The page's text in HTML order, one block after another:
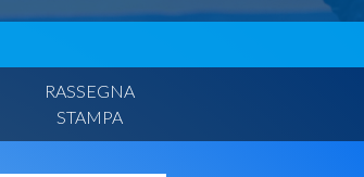
RASSEGNA
STAMPA